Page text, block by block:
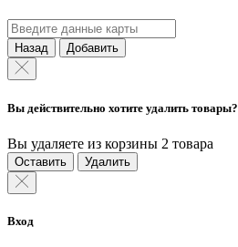
Назад Добавить
Вы действительно хотите удалить товары?
Вы удаляете из корзины 2 товара
Оставить Удалить
Вход